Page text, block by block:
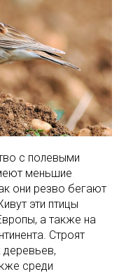
с полевыми
меньшие
они резво бегают
эти птицы
а также на
Строят
среди